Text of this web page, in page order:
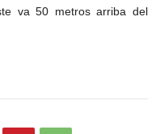
va 50 metros arriba del